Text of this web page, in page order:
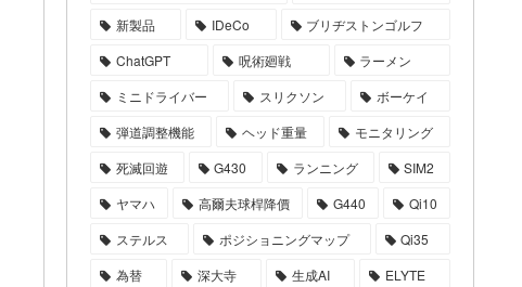
新製品
IDeCo
ブリヂストンゴルフ
ChatGPT
呪術廻戦
ラーメン
ミニドライバー
スリクソン
ボーケイ
弾道調整機能
ヘッド重量
モニタリング
死滅回遊
G430 ランニング
SIM2
ヤマハ
高爾夫球桿降價 G440
Qi10
ステルス
ポジショニングマップ
Qi35
為替
深大寺 生成AI
ELYTE